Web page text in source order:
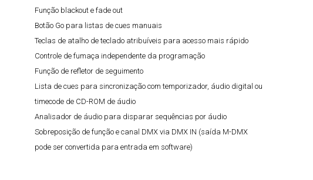
Função blackout e fade out
Botão Go para listas de cues manuais
Teclas de atalho de teclado atribuíveis para acesso mais rápido
Controle de fumaça independente da programação
Função de refletor de seguimento
Lista de cues para sincronização com temporizador, áudio digital ou
timecode de CD-ROM de áudio
Analisador de áudio para disparar sequências por áudio
Sobreposição de função e canal DMX via DMX IN (saída M-DMX
pode ser convertida para entrada em software)